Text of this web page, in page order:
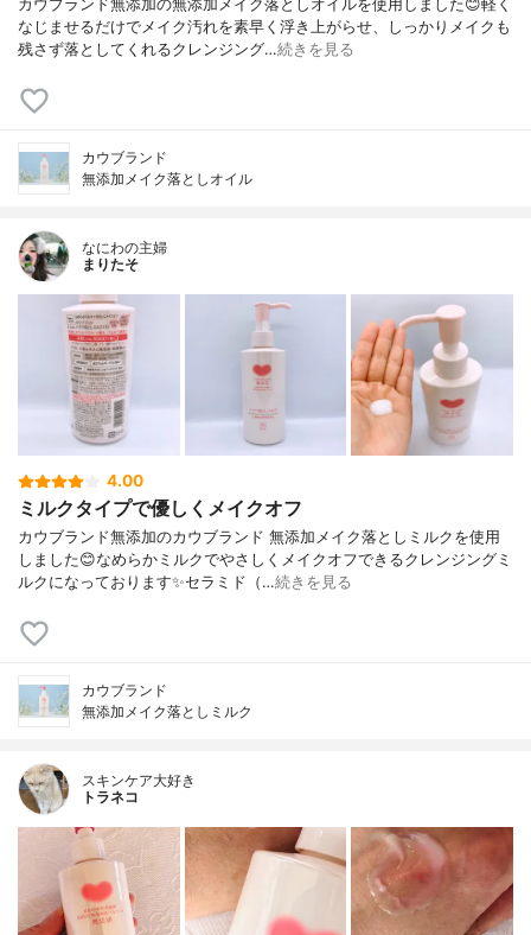
カウブランド無添加の無添加メイク落としオイルを使用しました😊軽く
なじませるだけでメイク汚れを素早く浮き上がらせ、しっかりメイクも
残さず落としてくれるクレンジング…続きを見る
カウブランド
無添加メイク落としオイル
なにわの主婦
まりたそ
4.00
ミルクタイプで優しくメイクオフ
カウブランド無添加のカウブランド 無添加メイク落としミルクを使用
しました😊なめらかミルクでやさしくメイクオフできるクレンジングミ
ルクになっております✨セラミド（…続きを見る
カウブランド
無添加メイク落としミルク
スキンケア大好き
トラネコ